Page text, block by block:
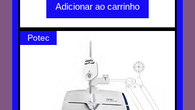
Adicionar ao carrinho
Potec